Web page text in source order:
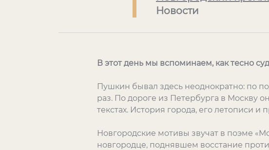
Новости
В этот день мы вспоминаем, как тесно
Пушкин бывал здесь неоднократно: по
раз. По дороге из Петербурга в Москву
текстах. История города, его летописи
Новгородские мотивы звучат в поэме
новгородце, поднявшем восстание